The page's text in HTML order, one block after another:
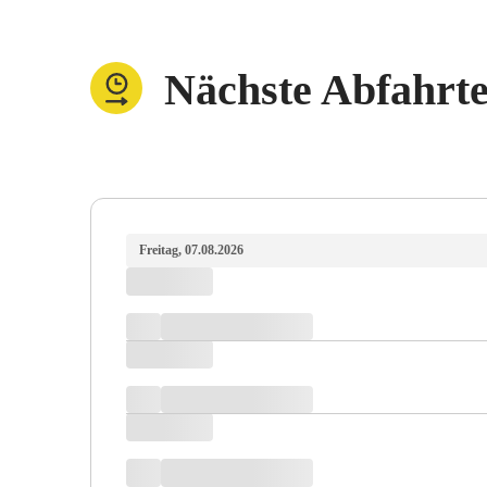
Nächste
Freitag, 07.08.2026